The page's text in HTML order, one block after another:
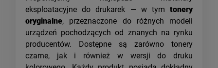
eksploatacyjne do drukarek — w tym tonery
oryginalne, przeznaczone do różnych modeli
urządzeń pochodzących od znanych na rynku
producentów. Dostępne są zarówno tonery
czarne, jak i również w wersji do druku